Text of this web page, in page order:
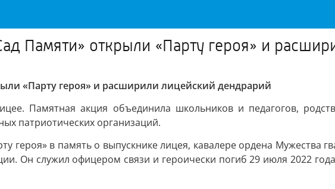
Памяти» открыли «Парту героя» и
«Парту героя» и расширили лицейский дендрарий
Памятная акция объединила школьников и педагогов,
патриотических организаций.
героя» в память о выпускнике лицея, кавалере ордена Мужества
Он служил офицером связи и героически погиб 29 июля 2022